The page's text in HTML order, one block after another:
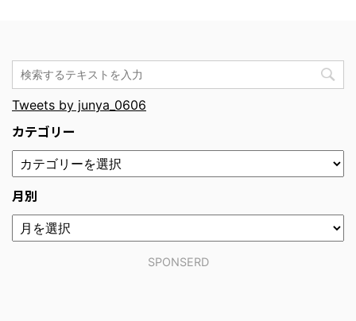
Tweets by junya_0606
カテゴリー
月別
SPONSERD